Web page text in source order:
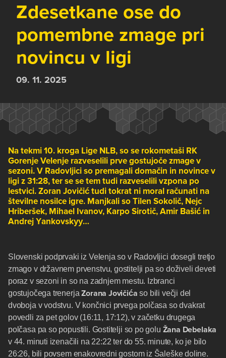
Zdesetkane ose do
pomembne zmage pri
novincu v ligi
09. 11. 2025
Na tekmi 10. kroga Lige NLB, so se rokometaši RK
Gorenje Velenje razveselili prve gostujoče zmage v
sezoni. V Radovljici so premagali domačin in novince v
ligi z 31:28, ter se se tem tudi razveselili vzpona po
lestvici.Zoran Jovičićtudi tokrat ni moral računati na
številne nosilce igre. Manjkali so Tilen Sokolič, Nejc
Hriberšek, Mihael Ivanov, Karpo Sirotič, Amir Bašić in
Andrej Yankovskyy…
Slovenski podprvaki iz Velenja so v Radovljici dosegli tretjo
zmago v državnem prvenstvu, gostitelji pa so doživeli deveti
poraz v sezoni in so na zadnjem mestu. Izbranci
gostujočega trenerjaZorana Jovičića so bili večji del
dvoboja v vodstvu. V končnici prvega polčasa so dvakrat
povedli za pet golov (16:11, 17:12), v začetku drugega
polčasa pa so popustili. Gostitelji so po golu Žana Debelaka
v 44. minuti izenačili na 22:22 ter do 55. minute, ko je bilo
26:26, bili povsem enakovredni gostom iz Šaleške doline.